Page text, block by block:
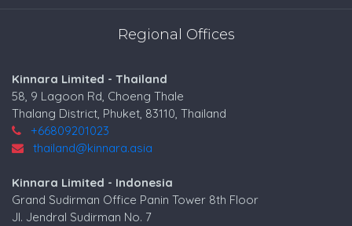
Regional Offices
Kinnara Limited - Thailand
58, 9 Lagoon Rd, Choeng Thale
Thalang District, Phuket, 83110, Thailand
+66809201023
thailand@kinnara.asia
Kinnara Limited - Indonesia
Grand Sudirman Office Panin Tower 8th Floor
Jl. Jendral Sudirman No. 7